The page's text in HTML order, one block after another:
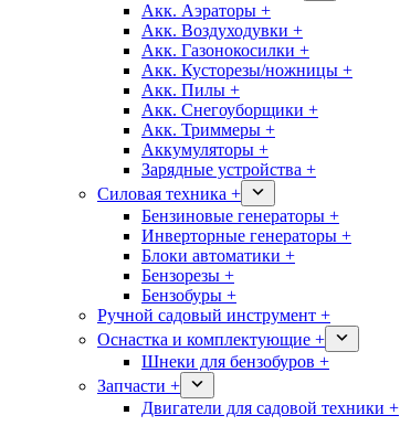
Акк. Аэраторы +
Акк. Воздуходувки +
Акк. Газонокосилки +
Акк. Кусторезы/ножницы +
Акк. Пилы +
Акк. Снегоуборщики +
Акк. Триммеры +
Аккумуляторы +
Зарядные устройства +
Силовая техника +
Бензиновые генераторы +
Инверторные генераторы +
Блоки автоматики +
Бензорезы +
Бензобуры +
Ручной садовый инструмент +
Оснастка и комплектующие +
Шнеки для бензобуров +
Запчасти +
Двигатели для садовой техники +